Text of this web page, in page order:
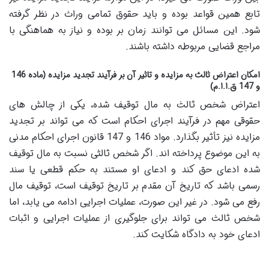
تابع همین قواعد بوده و باید حقوق تمامی وراث در نظر گرفته
شود. این مسائل می توانند زمان بر بوده و نیاز به هماهنگی با
مراجع قضایی مربوطه داشته باشند.
امکان اعتراض ثالث به مزایده و تاثیر آن بر فرآیند تجدید مزایده (ماده 146
و 147 ق.ا.ا.م)
اعتراض شخص ثالث به مال توقیف شده، یکی از چالش های
حقوقی مهم در فرآیند اجرای احکام است که می تواند بر تجدید
مزایده نیز تأثیر بگذارد. مواد 146 و 147 قانون اجرای احکام مدنی
به این موضوع پرداخته اند. اگر شخص ثالثی نسبت به مال توقیف
شده ادعای حق کند و ادعای او مستند به حکم قطعی یا سند
رسمی باشد که تاریخ آن مقدم بر تاریخ توقیف است، توقیف مال
رفع می شود. در غیر این صورت، عملیات اجرایی ادامه می یابد، اما
شخص ثالث می تواند برای جلوگیری از عملیات اجرایی و اثبات
ادعای خود به دادگاه شکایت کند.